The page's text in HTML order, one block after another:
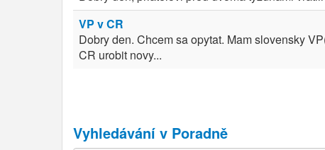
VP v CR
Dobry den. Chcem sa opytat. Mam slovensky
CR urobit novy...
Vyhledávání v Poradně